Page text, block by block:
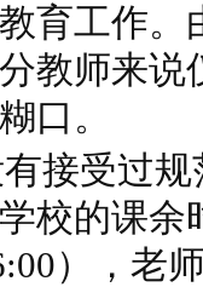
育工作。
教师来说
口。
接受过
校的课
），老